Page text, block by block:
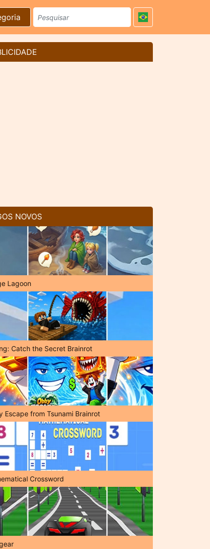
NOVOS
Lagoon
Catch the Secret Brainrot
Escape from Tsunami Brainrot
Crossword